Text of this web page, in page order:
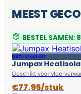
MEEST
BESTEL SAMEN:
94% kiest dit
Jumpax
Geschikt voor
€77,95/stuk